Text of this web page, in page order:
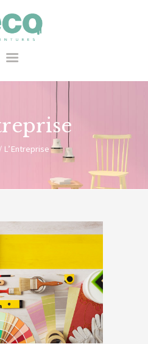
L’Entreprise